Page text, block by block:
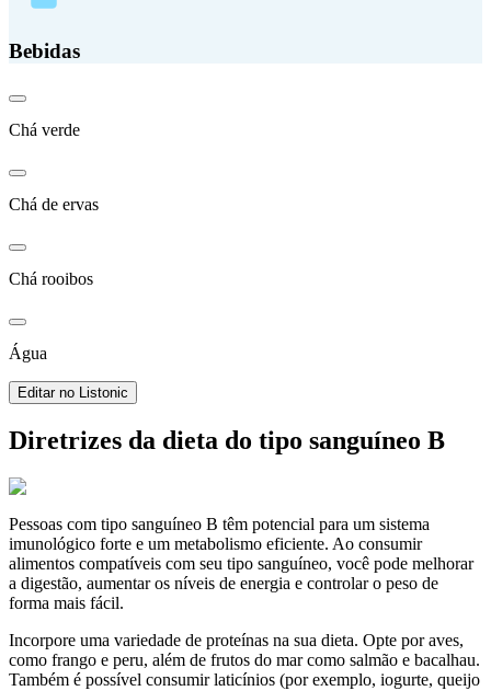
Bebidas
Chá verde
Chá de ervas
Chá rooibos
Água
Editar no Listonic
Diretrizes da dieta do tipo sanguíneo B
Pessoas com tipo sanguíneo B têm potencial para um sistema
imunológico forte e um metabolismo eficiente. Ao consumir
alimentos compatíveis com seu tipo sanguíneo, você pode melhorar
a digestão, aumentar os níveis de energia e controlar o peso de
forma mais fácil.
Incorpore uma variedade de proteínas na sua dieta. Opte por aves,
como frango e peru, além de frutos do mar como salmão e bacalhau.
Também é possível consumir laticínios (por exemplo, iogurte, queijo